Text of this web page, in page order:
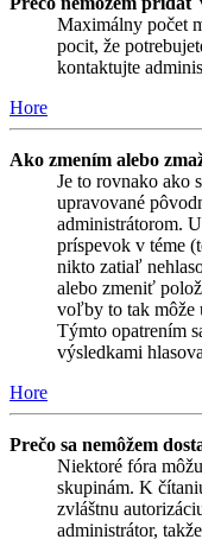
Maximálny počet
pocit, že
kontaktujte
Hore
Ako zmením alebo
Je to rovnako ako
upravované
administrátorom.
príspevok v téme
nikto zatiaľ
alebo zmeniť
voľby to tak môže
Týmto opatrením
výsledkami
Hore
Prečo sa nemôžem
Niektoré fóra
skupinám. K
zvláštnu
administrátor,